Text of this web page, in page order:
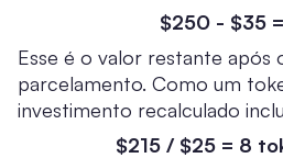
$250 - $35
Esse é o valor restante após
parcelamento. Como um
investimento recalculado
$215 / $25 = 8